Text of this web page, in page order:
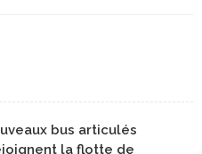
bus articulés
la flotte de